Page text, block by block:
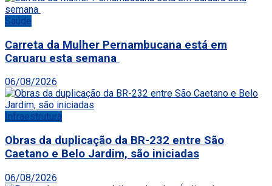
Saúde
Carreta da Mulher Pernambucana está em
Caruaru esta semana
06/08/2026
Infraestrutura
Obras da duplicação da BR-232 entre São
Caetano e Belo Jardim, são iniciadas
06/08/2026